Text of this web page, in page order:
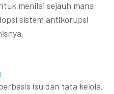
menilai sejauh mana
sistem antikorupsi
isu dan tata kelola,